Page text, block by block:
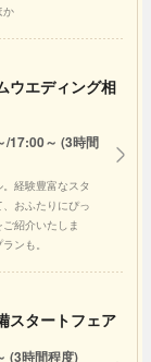
か
ウエディング相
/17:00～ (3時間
経験豊富なスタ
おふたりにぴっ
紹介いたしま
ンも。
スタートフェア
(3時間程度)